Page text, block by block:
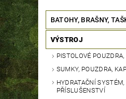
MOJE OBJEDNÁVKA
BATOHY, BRAŠNY,
VÝSTROJ
PISTOLOVÉ POUZDRA,
SUMKY, POUZDRA,
HYDRATAČNÍ SYSTÉM,
PŘÍSLUŠENSTVÍ